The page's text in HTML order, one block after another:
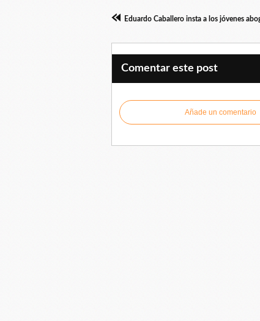
Comentar este post
Añade un comentario